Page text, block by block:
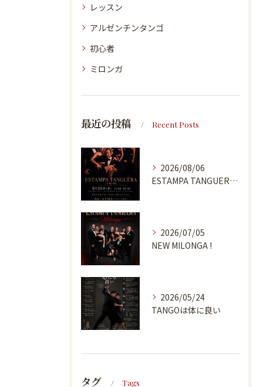
レッスン
アルゼンチンタンゴ
初心者
ミロンガ
最近の投稿 Recent Posts
2026/08/06
ESTAMPA TANGUERA MILONGA
2026/07/05
NEW MILONGA !
2026/05/24
TANGOは体に良い
タグ Tags